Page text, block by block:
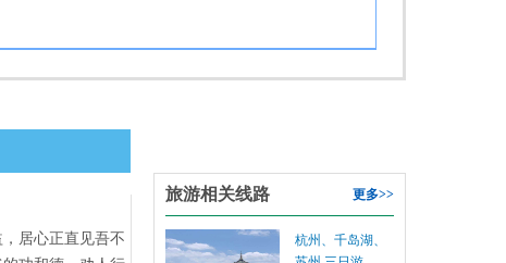
居心正直见吾不
更多>>
旅游相关线路
杭州、千岛湖、